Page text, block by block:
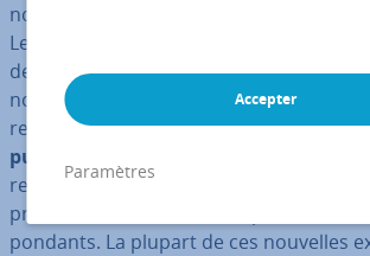
noms de domaine de premier niveau
Level-Domains, appelés également
de domaine). Une grande partie de ces
noms de domaine modernes sont
registres de noms de domaine pour
publique
res­pec­tive de ces nouveaux noms de
premier niveau sont fixées par les
pon­dants. La plupart de ces nouvelles
Accepter
Paramètres